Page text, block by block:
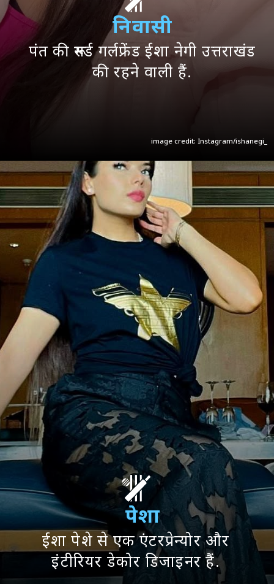
निवासी
पंत की रूमर्ड गर्लफ्रेंड ईशा नेगी उत्तराखंड
की रहने वाली हैं.
image credit: Instagram/ishanegi_
पेशा
ईशा पेशे से एक एंटरप्रेन्योर और
इंटीरियर डेकोर डिजाइनर हैं.